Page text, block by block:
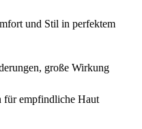
und Stil in perfektem
große Wirkung
für empfindliche Haut